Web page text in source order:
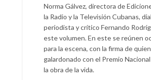
Norma Gálvez, directora de
la Radio y la Televisión Cubanas,
periodista y crítico Fernando
este volumen. En este se reúnen
para la escena, con la firma de
galardonado con el Premio
la obra de la vida.